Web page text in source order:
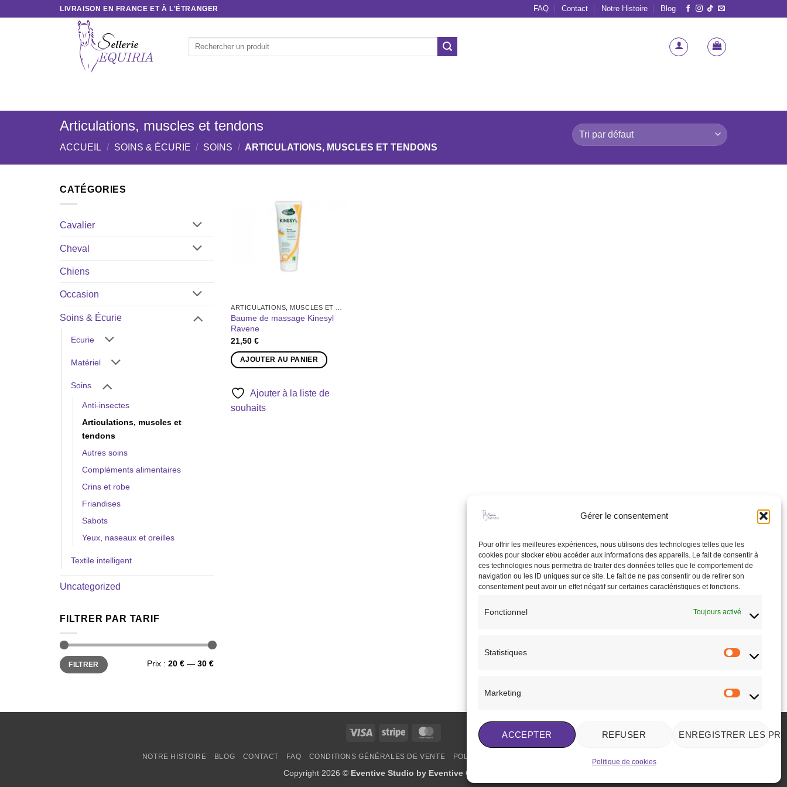
Gérer le consentement
Pour offrir les meilleures expériences, nous utilisons des technologies telles que les
cookies pour stocker et/ou accéder aux informations des appareils. Le fait de consentir à
ces technologies nous permettra de traiter des données telles que le comportement de
navigation ou les ID uniques sur ce site. Le fait de ne pas consentir ou de retirer son
consentement peut avoir un effet négatif sur certaines caractéristiques et fonctions.
Fonctionnel Toujours activé
Statistiques
Marketing
Marketing
ACCEPTER REFUSER ENREGISTRER LES
Politique de cookies
LIVRAISON EN FRANCE ET À L'ÉTRANGER FAQ Contact Notre Histoire Blog
Recherche
Articulations, muscles et tendons
ACCUEIL / SOINS & ÉCURIE / SOINS / ARTICULATIONS, MUSCLES ET TENDONS
CATÉGORIES
Cavalier
Cheval
Chiens
Occasion
Soins & Écurie
Ecurie
Matériel
Soins
Anti-insectes
Articulations, muscles et
tendons
Autres soins
Compléments alimentaires
Crins et robe
Friandises
Sabots
Yeux, naseaux et oreilles
Textile intelligent
Uncategorized
FILTRER PAR TARIF
Prix
min
Prix
maxFILTRER Prix : 20 €— 30 €
ARTICULATIONS, MUSCLES ET TENDONS
Baume de massage Kinesyl
Ravene
21,50€
AJOUTER AU PANIER
Ajouter à la liste de
souhaits
Visa Stripe MasterCard
NOTRE HISTOIRE BLOG CONTACT FAQ CONDITIONS GÉNÉRALES DE VENTE POLITIQUE DE COOKIES (UE)
Copyright 2026 © Eventive Studio by Eventive Creations